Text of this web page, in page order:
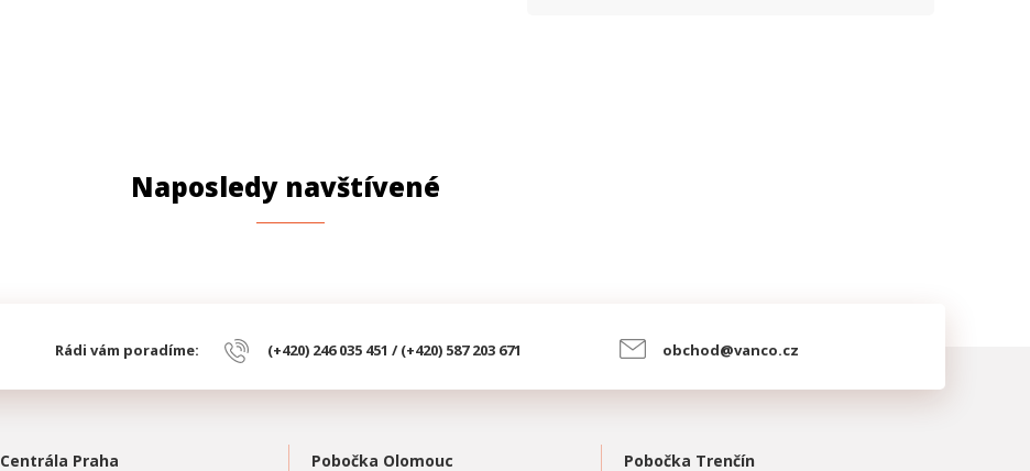
Naposledy navštívené
Rádi vám poradíme: (+420) 246 035 451 / (+420) 587 203 671 obchod@vanco.cz
Centrála Praha Pobočka Olomouc Pobočka Trenčín